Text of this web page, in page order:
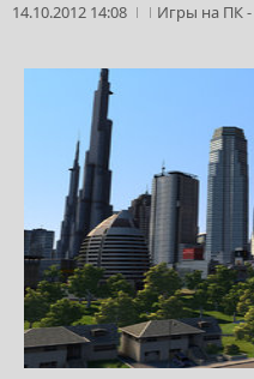
14.10.2012 14:08 Игры на ПК-